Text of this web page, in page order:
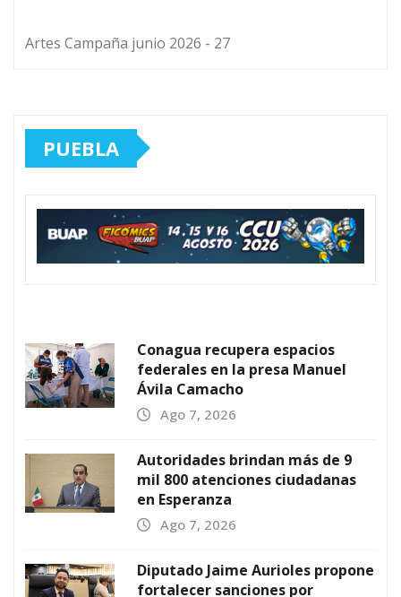
Artes Campaña junio 2026 - 27
PUEBLA
Conagua recupera espacios
federales en la presa Manuel
Ávila Camacho
Ago 7, 2026
Autoridades brindan más de 9
mil 800 atenciones ciudadanas
en Esperanza
Ago 7, 2026
Diputado Jaime Aurioles propone
fortalecer sanciones por